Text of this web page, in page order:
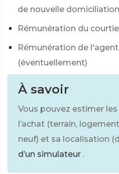
de nouvelle
Rémunération du
Rémunération de
(éventuellement)
À savoir
Vous pouvez estimer
l’achat (terrain,
neuf) et sa localisation
d’un simulateur .